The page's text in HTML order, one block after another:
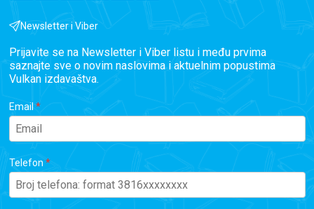
Newsletter i Viber
Prijavite se na Newsletter i Viber listu i među prvima
saznajte sve o novim naslovima i aktuelnim popustima
Vulkan izdavaštva.
Email
Telefon